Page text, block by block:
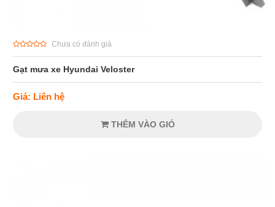
Chưa có đánh giá
Gạt mưa xe Hyundai Veloster
Giá: Liên hệ
THÊM VÀO GIỎ